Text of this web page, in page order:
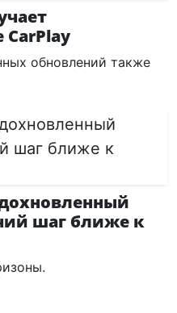
обновлений также
шаг ближе к